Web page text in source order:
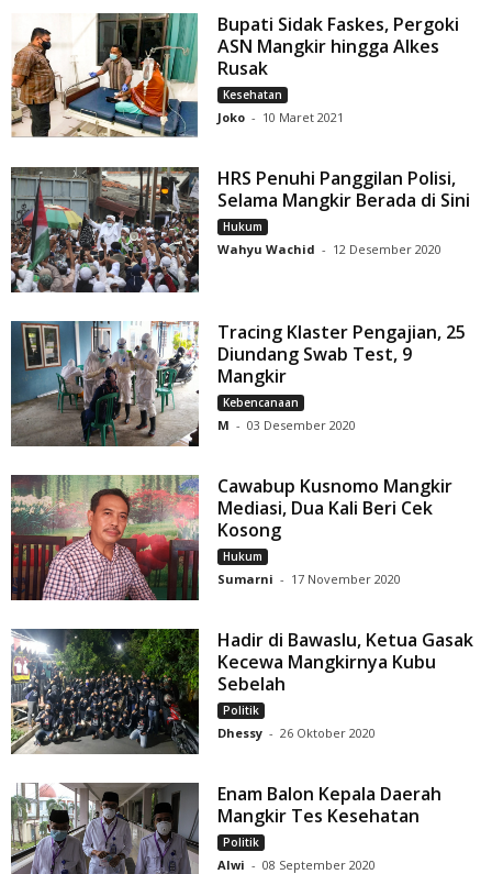
Bupati Sidak Faskes, Pergoki
ASN Mangkir hingga Alkes
Rusak
Kesehatan
Joko - 10 Maret 2021
HRS Penuhi Panggilan Polisi,
Selama Mangkir Berada di Sini
Hukum
Wahyu Wachid - 12 Desember 2020
Tracing Klaster Pengajian, 25
Diundang Swab Test, 9
Mangkir
Kebencanaan
M - 03 Desember 2020
Cawabup Kusnomo Mangkir
Mediasi, Dua Kali Beri Cek
Kosong
Hukum
Sumarni - 17 November 2020
Hadir di Bawaslu, Ketua Gasak
Kecewa Mangkirnya Kubu
Sebelah
Politik
Dhessy - 26 Oktober 2020
Enam Balon Kepala Daerah
Mangkir Tes Kesehatan
Politik
Alwi - 08 September 2020